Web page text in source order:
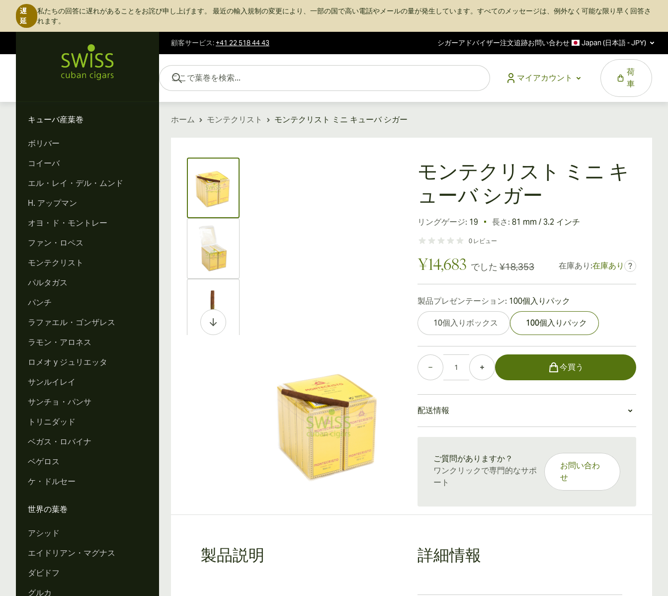
遅
延
私たちの回答に遅れがあることをお詫び申し上げます。 最近の輸入規制の変更により、一部の国で高い電話やメールの量が発生しています。すべてのメッセージは、例外なく可能な限り早く回答さ
れます。
顧客サービス:+41 22 518 44 43 シガーアドバイザー注文追跡お問い合わせ Japan (日本語 - JPY)
コンテンツにスキップ
マイアカウント
荷
車
ここで葉巻を検索...
キューバ産葉巻
ボリバー
コイーバ
エル・レイ・デル・ムンド
H. アップマン
オヨ・ド・モントレー
ファン・ロペス
モンテクリスト
パルタガス
パンチ
ラファエル・ゴンザレス
ラモン・アロネス
ロメオ y ジュリエッタ
サンルイレイ
サンチョ・パンサ
トリニダッド
ベガス・ロバイナ
ベゲロス
ケ・ドルセー
世界の葉巻
アシッド
エイドリアン・マグナス
ダビドフ
グルカ
ホーム モンテクリスト モンテクリスト ミニ キューバ シガー
View larger image
モンテクリスト ミニ キ
ューバ シガー
リングゲージ: 19 長さ: 81 mm / 3.2 インチ
0 レビュー
¥14,683 でした ¥18,353 在庫あり:在庫あり ?
製品プレゼンテーション: 100個入りパック
10個入りボックス 100個入りパック
個数
今買う
配送情報
ご質問がありますか？
ワンクリックで専門的なサポ
ート
お問い合わ
せ
製品説明 詳細情報